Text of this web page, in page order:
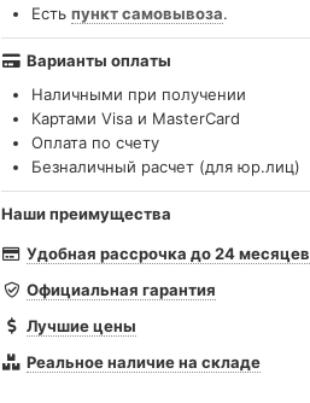
Есть пункт самовывоза.
Варианты оплаты
Наличными при получении
Картами Visa и MasterCard
Оплата по счету
Безналичный расчет (для юр.лиц)
Наши преимущества
Удобная рассрочка до 24 месяцев
Официальная гарантия
Лучшие цены
Реальное наличие на складе